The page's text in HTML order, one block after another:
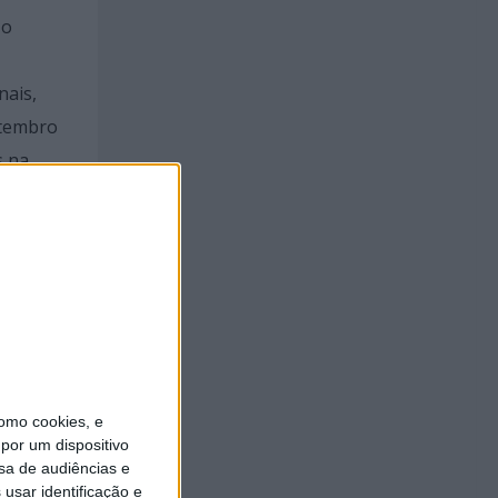
cookies, e
um dispositivo
de audiências e
identificação e
na
é